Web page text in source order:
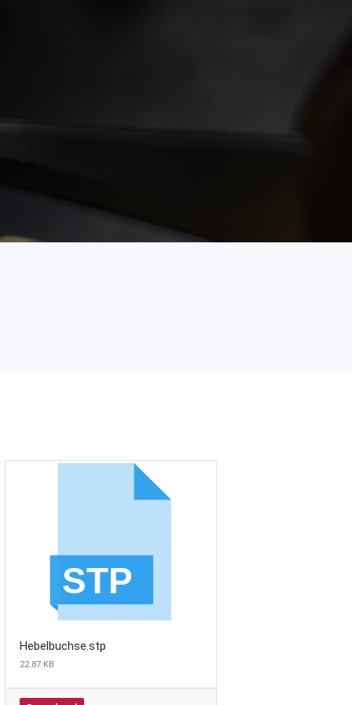
Hebelbuchse.stp
22.87 KB